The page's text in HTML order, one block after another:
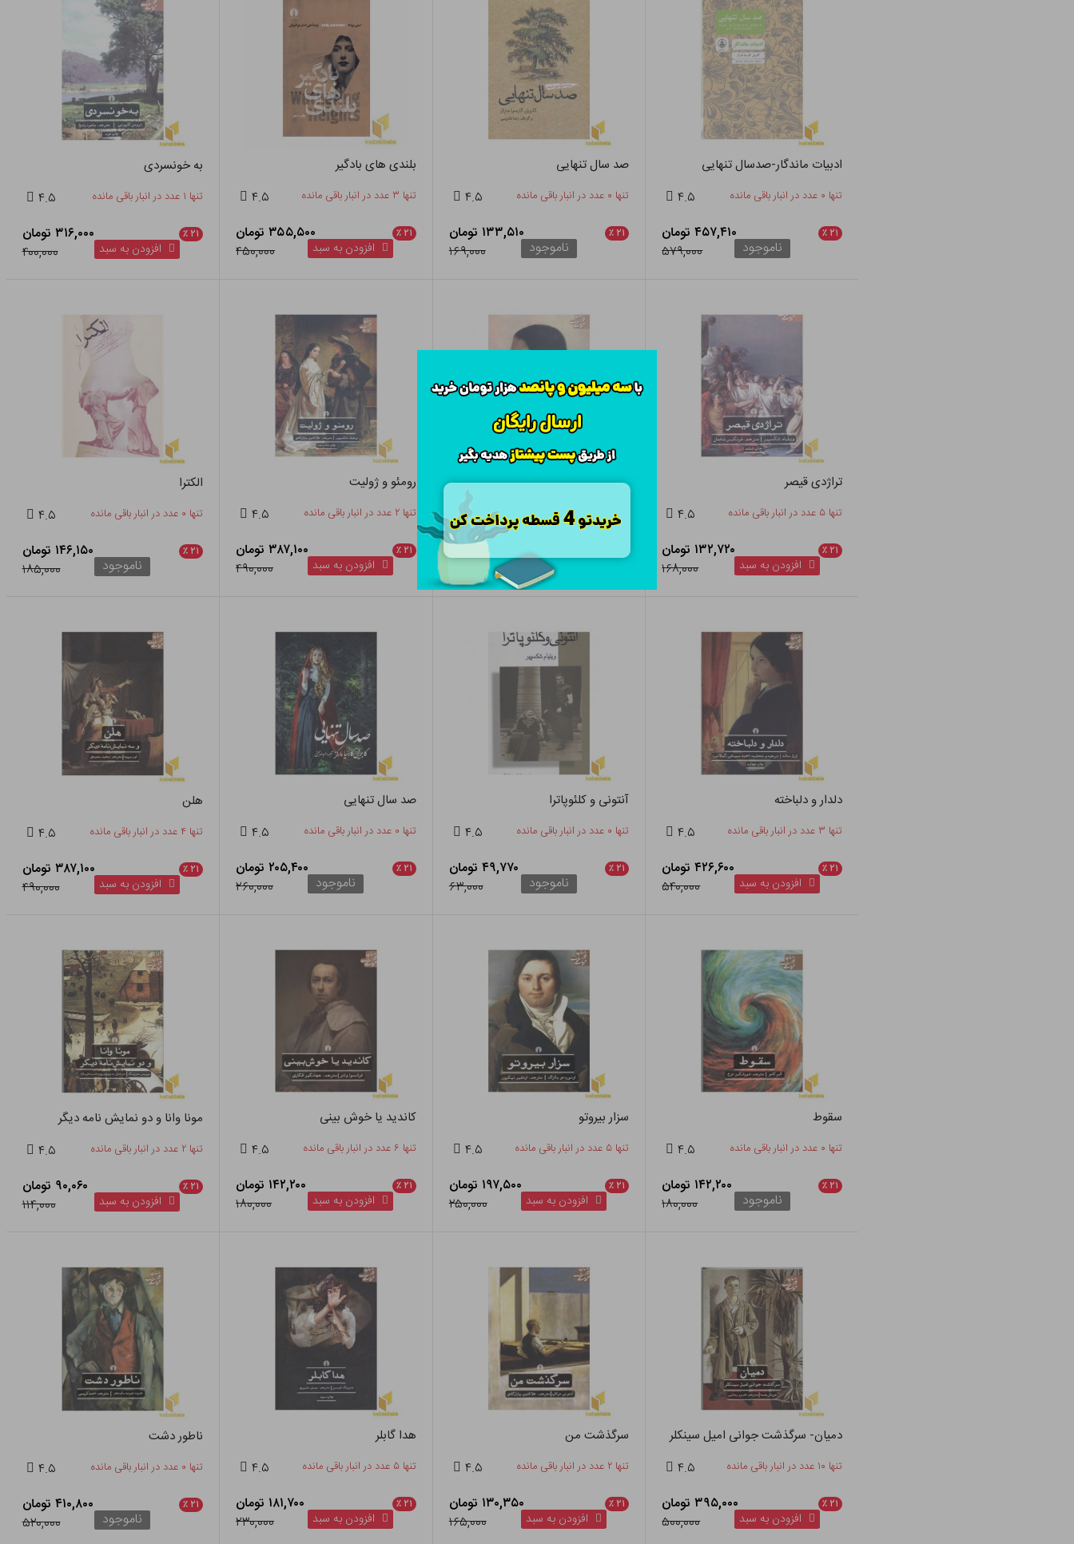
ادبیات ماندگار-صدسال تنهایی
تنها ۰ عدد در انبار باقی مانده ۴.۵
۲۱ ٪
۴۵۷,۴۱۰ تومان
۵۷۹,۰۰۰
ناموجود
صد سال تنهایی
تنها ۰ عدد در انبار باقی مانده ۴.۵
۲۱ ٪
۱۳۳,۵۱۰ تومان
۱۶۹,۰۰۰
ناموجود
بلندی های بادگیر
تنها ۳ عدد در انبار باقی مانده ۴.۵
۲۱ ٪
۳۵۵,۵۰۰ تومان
۴۵۰,۰۰۰
افزودن به سبد
به خونسردی
تنها ۱ عدد در انبار باقی مانده ۴.۵
۲۱ ٪
۳۱۶,۰۰۰ تومان
۴۰۰,۰۰۰
افزودن به سبد
تراژدی قیصر
تنها ۵ عدد در انبار باقی مانده ۴.۵
۲۱ ٪
۱۳۲,۷۲۰ تومان
۱۶۸,۰۰۰
افزودن به سبد
چیترا
تنها ۲ عدد در انبار باقی مانده ۴.۵
۷۷,۴۲۰ تومان
افزودن به سبد
رومئو و ژولیت
تنها ۲ عدد در انبار باقی مانده ۴.۵
۲۱ ٪
۳۸۷,۱۰۰ تومان
۴۹۰,۰۰۰
افزودن به سبد
الکترا
تنها ۰ عدد در انبار باقی مانده ۴.۵
۲۱ ٪
۱۴۶,۱۵۰ تومان
۱۸۵,۰۰۰
ناموجود
دلدار و دلباخته
تنها ۳ عدد در انبار باقی مانده ۴.۵
۲۱ ٪
۴۲۶,۶۰۰ تومان
۵۴۰,۰۰۰
افزودن به سبد
آنتونی و کلئوپاترا
تنها ۰ عدد در انبار باقی مانده ۴.۵
۲۱ ٪
۴۹,۷۷۰ تومان
۶۳,۰۰۰
ناموجود
صد سال تنهایی
تنها ۰ عدد در انبار باقی مانده ۴.۵
۲۱ ٪
۲۰۵,۴۰۰ تومان
۲۶۰,۰۰۰
ناموجود
هلن
تنها ۴ عدد در انبار باقی مانده ۴.۵
۲۱ ٪
۳۸۷,۱۰۰ تومان
۴۹۰,۰۰۰
افزودن به سبد
سقوط
تنها ۰ عدد در انبار باقی مانده ۴.۵
۲۱ ٪
۱۴۲,۲۰۰ تومان
۱۸۰,۰۰۰
ناموجود
سزار بیروتو
تنها ۵ عدد در انبار باقی مانده ۴.۵
۲۱ ٪
۱۹۷,۵۰۰ تومان
۲۵۰,۰۰۰
افزودن به سبد
کاندید یا خوش بینی
تنها ۶ عدد در انبار باقی مانده ۴.۵
۲۱ ٪
۱۴۲,۲۰۰ تومان
۱۸۰,۰۰۰
افزودن به سبد
مونا وانا و دو نمایش نامه دیگر
تنها ۲ عدد در انبار باقی مانده ۴.۵
۲۱ ٪
۹۰,۰۶۰ تومان
۱۱۴,۰۰۰
افزودن به سبد
دمیان- سرگذشت جوانی امیل سینکلر
تنها ۱۰ عدد در انبار باقی مانده ۴.۵
۲۱ ٪
۳۹۵,۰۰۰ تومان
۵۰۰,۰۰۰
افزودن به سبد
سرگذشت من
تنها ۲ عدد در انبار باقی مانده ۴.۵
۲۱ ٪
۱۳۰,۳۵۰ تومان
۱۶۵,۰۰۰
افزودن به سبد
هدا گابلر
تنها ۵ عدد در انبار باقی مانده ۴.۵
۲۱ ٪
۱۸۱,۷۰۰ تومان
۲۳۰,۰۰۰
افزودن به سبد
ناطور دشت
تنها ۰ عدد در انبار باقی مانده ۴.۵
۲۱ ٪
۴۱۰,۸۰۰ تومان
۵۲۰,۰۰۰
ناموجود